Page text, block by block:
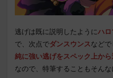
逃げは既に説明したようにハロ
で、次点でダンスウンスなど
純に強い逃げをスペック上か
なので、特筆することもそんな